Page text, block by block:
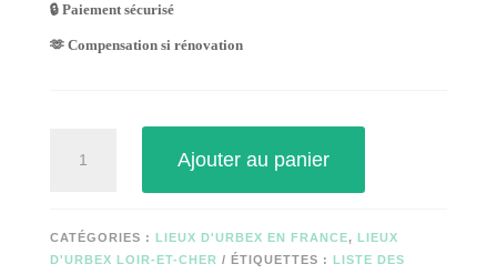
🔒 Paiement sécurisé
🫶 Compensation si rénovation
Ajouter au panier
CATÉGORIES : LIEUX D'URBEX EN FRANCE, LIEUX
D'URBEX LOIR-ET-CHER
ÉTIQUETTES : LISTE DES